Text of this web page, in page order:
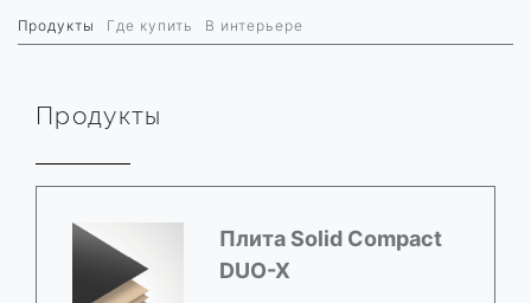
Продукты Где купить В интерьере
Продукты
Плита Solid Compact
DUO-X